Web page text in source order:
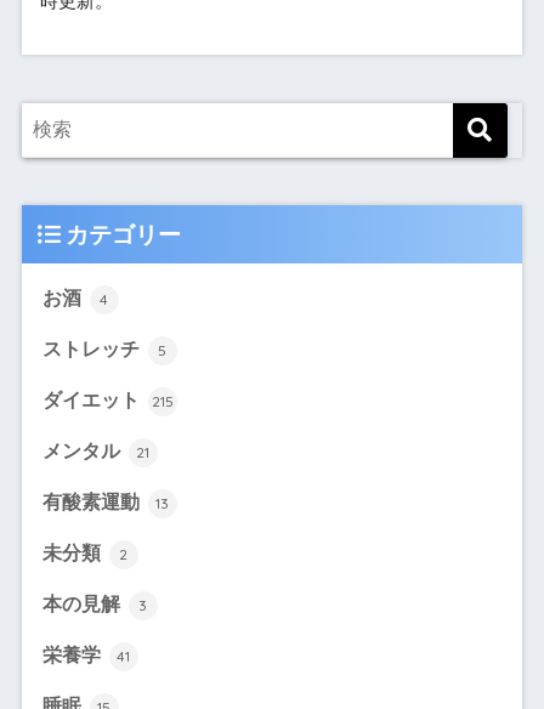
カテゴリー
お酒 4
ストレッチ 5
ダイエット 215
メンタル 21
有酸素運動 13
未分類 2
本の見解 3
栄養学 41